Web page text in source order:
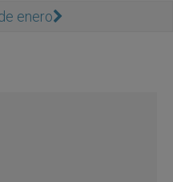
enero